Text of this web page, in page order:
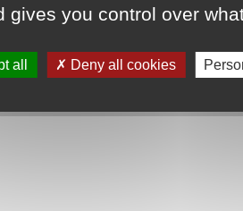
gives you control over
all Deny all cookies